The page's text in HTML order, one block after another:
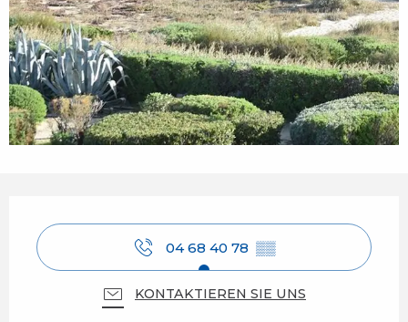
04 68 40 78 ▒▒
KONTAKTIEREN SIE UNS